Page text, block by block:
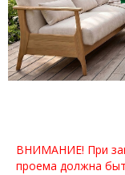
ВНИМАНИЕ! При
проема должна